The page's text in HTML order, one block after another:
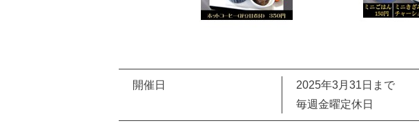
開催日
2025年3月31日まで
毎週金曜定休日